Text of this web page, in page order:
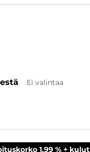
Ei valintaa
1,99 % + kulut